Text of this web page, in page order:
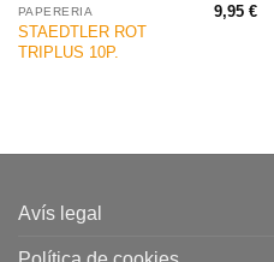
PAPERERIA
STAEDTLER ROT
TRIPLUS 10P.
9,95€
Avís legal